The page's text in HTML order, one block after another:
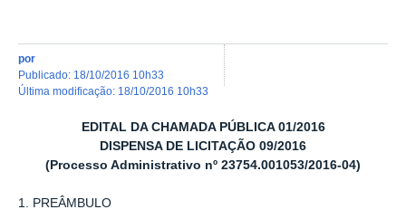
por
publicado: 18/10/2016 10h33
última modificação: 18/10/2016 10h33
EDITAL DA CHAMADA PÚBLICA 01/2016
DISPENSA DE LICITAÇÃO 09/2016
(Processo Administrativo nº 23754.001053/2016-04)
1. PREÂMBULO